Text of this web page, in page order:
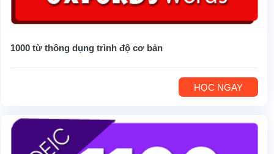
1000 từ thông dụng trình độ cơ bản
HỌC NGAY